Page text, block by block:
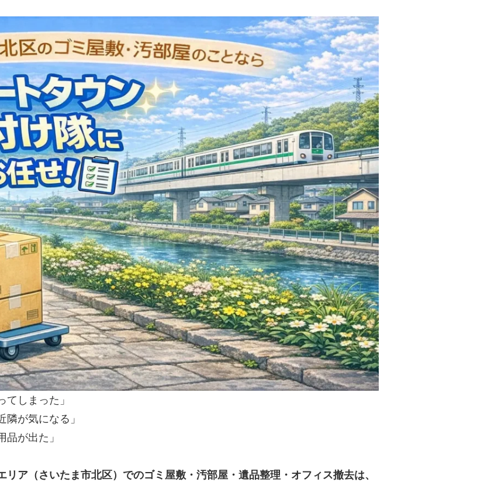
てしまった」
隣が気になる」
品が出た」
リア（さいたま市北区）でのゴミ屋敷・汚部屋・遺品整理・オフィス撤去は、